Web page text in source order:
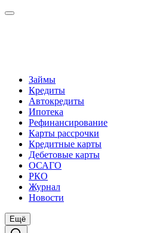
Займы
Кредиты
Автокредиты
Ипотека
Рефинансирование
Карты рассрочки
Кредитные карты
Дебетовые карты
ОСАГО
РКО
Журнал
Новости
Ещё